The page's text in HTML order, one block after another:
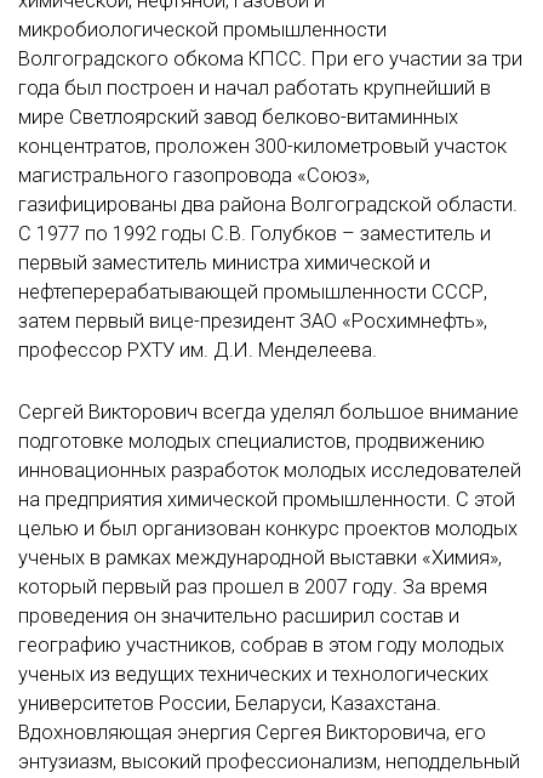
микробиологической промышленности
Волгоградского обкома КПСС. При его участии за три
года был построен и начал работать крупнейший в
мире Светлоярский завод белково-витаминных
концентратов, проложен 300-километровый участок
магистрального газопровода «Союз»,
газифицированы два района Волгоградской области.
С 1977 по 1992 годы С.В. Голубков – заместитель и
первый заместитель министра химической и
нефтеперерабатывающей промышленности СССР,
затем первый вице-президент ЗАО «Росхимнефть»,
профессор РХТУ им. Д.И. Менделеева.
Сергей Викторович всегда уделял большое внимание
подготовке молодых специалистов, продвижению
инновационных разработок молодых исследователей
на предприятия химической промышленности. С этой
целью и был организован конкурс проектов молодых
ученых в рамках международной выставки «Химия»,
который первый раз прошел в 2007 году. За время
проведения он значительно расширил состав и
географию участников, собрав в этом году молодых
ученых из ведущих технических и технологических
университетов России, Беларуси, Казахстана.
Вдохновляющая энергия Сергея Викторовича, его
энтузиазм, высокий профессионализм, неподдельный